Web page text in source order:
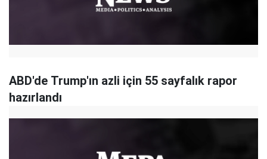
ABD'de Trump'ın azli için 55 sayfalık rapor
hazırlandı